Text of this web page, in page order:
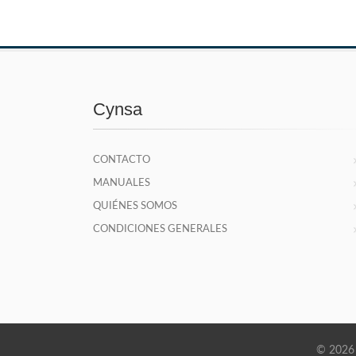
Cynsa
CONTACTO
MANUALES
QUIÉNES SOMOS
CONDICIONES GENERALES
© 2026